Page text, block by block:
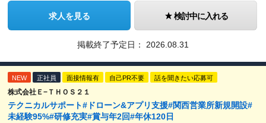
求人を見る 検討中に入れる
掲載終了予定日： 2026.08.31
NEW 正社員 面接情報有 自己PR不要 話を聞きたい応募可
株式会社Ｅ−ＴＨＯＳ２１
テクニカルサポート#ドローン&アプリ支援#関西営業所新規開設#
未経験95%#研修充実#賞与年2回#年休120日